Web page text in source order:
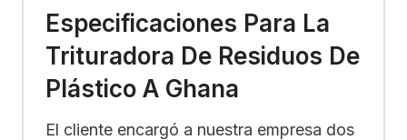
Especificaciones Para La
Trituradora De Residuos De
Plástico A Ghana
El cliente encargó a nuestra empresa dos